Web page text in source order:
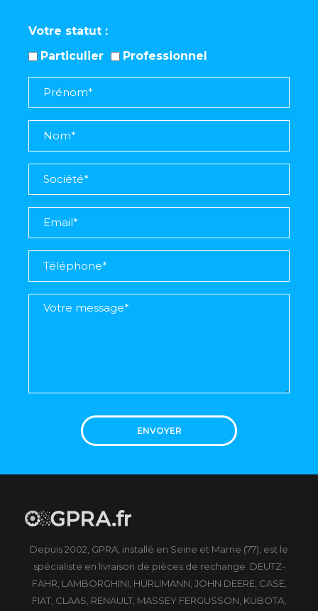
Votre statut
Particulier
Professionnel
ENVOYER
Depuis 2002, GPRA, installé en Seine et Marne (77), est le
spécialiste en livraison de pièces de rechange DEUTZ-
FAHR, LAMBORGHINI, HÜRLIMANN, JOHN DEERE, CASE,
FIAT, CLAAS, RENAULT, MASSEY FERGUSSON, KUBOTA,